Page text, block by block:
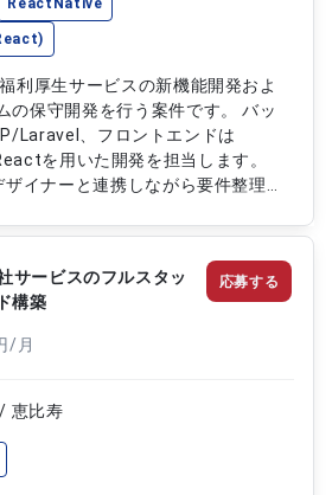
ReactNative
福利厚生サービスの新機能開発およ
の保守開発を行う案件です。 バッ
Laravel、フロントエンドは
を用いた開発を担当します。
イナーと連携しながら要件整理や
向けた設計・開発・保守を一貫して
システムの保守開発 ・バックエン
）およびフロントエンド
）の開発 ・API設計・実装 ・
開発 ・コードレビュー ・システム
サービスのフルスタッ
構築
/月
恵比寿
応募する